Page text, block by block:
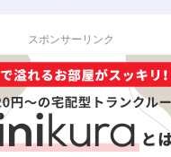
スポンサーリンク